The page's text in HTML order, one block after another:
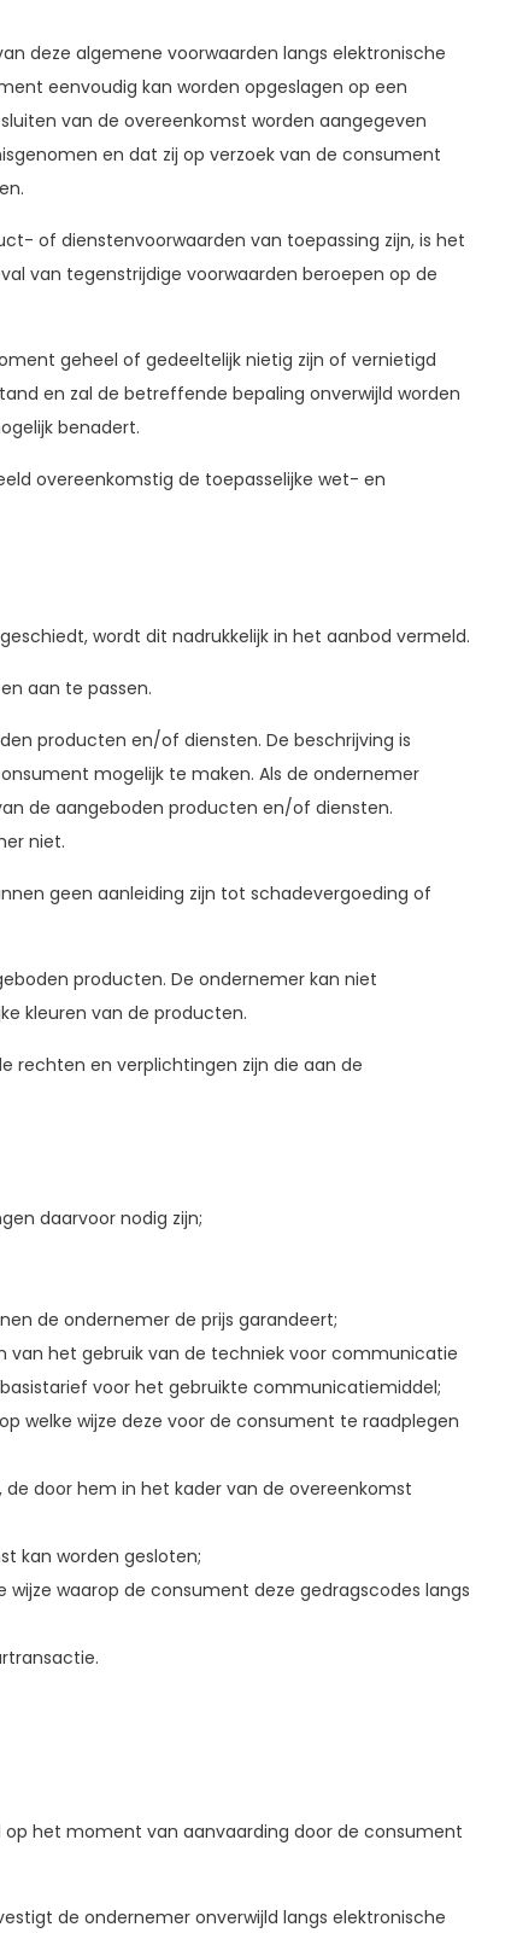
deze algemene voorwaarden langs elektronische
eenvoudig kan worden opgeslagen op een
van de overeenkomst worden aangegeven
en dat zij op verzoek van de consument
of dienstenvoorwaarden van toepassing zijn, is het
van tegenstrijdige voorwaarden beroepen op de
geheel of gedeeltelijk nietig zijn of vernietigd
en zal de betreffende bepaling onverwijld worden
benadert.
overeenkomstig de toepasselijke wet- en
wordt dit nadrukkelijk in het aanbod vermeld.
aan te passen.
producten en/of diensten. De beschrijving is
mogelijk te maken. Als de ondernemer
de aangeboden producten en/of diensten.
niet.
geen aanleiding zijn tot schadevergoeding of
producten. De ondernemer kan niet
kleuren van de producten.
rechten en verplichtingen zijn die aan de
daarvoor nodig zijn;
de ondernemer de prijs garandeert;
het gebruik van de techniek voor communicatie
voor het gebruikte communicatiemiddel;
welke wijze deze voor de consument te raadplegen
door hem in het kader van de overeenkomst
kan worden gesloten;
waarop de consument deze gedragscodes langs
het moment van aanvaarding door de consument
de ondernemer onverwijld langs elektronische